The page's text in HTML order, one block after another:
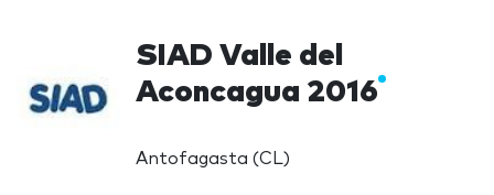
SIAD Valle del
Aconcagua 2016
Antofagasta (CL)